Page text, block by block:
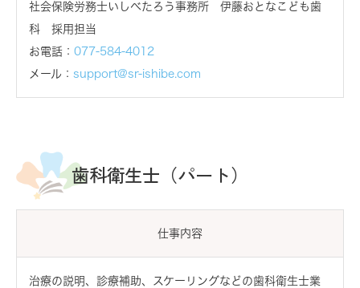
社会保険労務士いしべたろう事務所 伊藤おとなこども歯
科 採用担当
お電話： 077-584-4012
メール： support@sr-ishibe.com
歯科衛生士（パート）
仕事内容
治療の説明、診療補助、スケーリングなどの歯科衛生士業